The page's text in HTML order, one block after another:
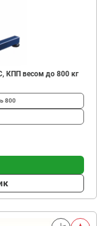
КПП весом до 800 кг
800